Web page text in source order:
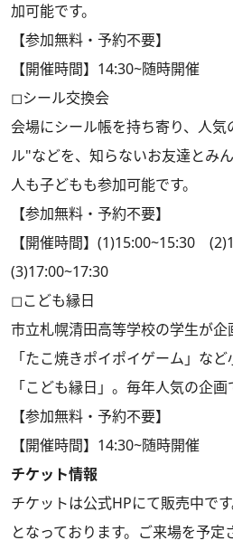
加可能です。
【参加無料・予約不要】
【開催時間】14:30~随時開催
◻︎シール交換会
会場にシール帳を持ち寄り、人
ル"などを、知らないお友達とみ
人も子どもも参加可能です。
【参加無料・予約不要】
【開催時間】(1)15:00~15:30
(3)17:00~17:30
◻︎こども縁日
市立札幌清田高等学校の学生が企
「たこ焼きポイポイゲーム」な
「こども縁日」。毎年人気の企画
【参加無料・予約不要】
【開催時間】14:30~随時開催
チケット情報
チケットは公式HPにて販売中で
となっております。ご来場を予